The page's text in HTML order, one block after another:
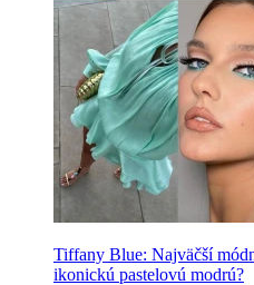
Tiffany Blue: Najväčší
ikonickú pastelovú modrú?